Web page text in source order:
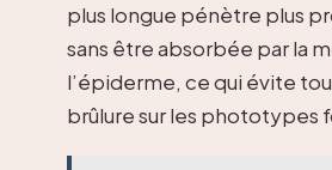
plus longue pénètre plus
sans être absorbée par la
l’épiderme, ce qui évite
brûlure sur les phototypes